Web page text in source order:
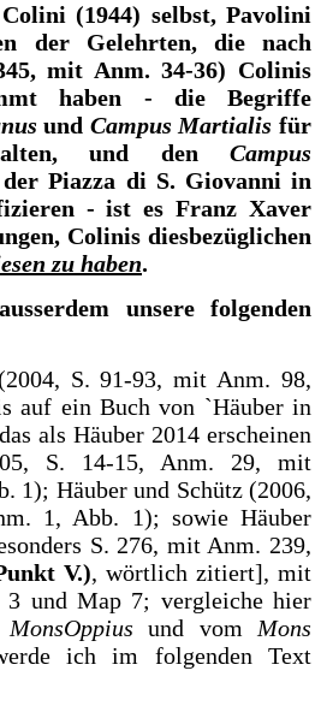
(1944) selbst, Pavolini
der Gelehrten, die nach
mit Anm. 34-36) Colinis
haben - die Begriffe
und Campus Martialis für
und den Campus
Piazza di S. Giovanni in
- ist es Franz Xaver
Colinis diesbezüglichen
zu haben.
unsere folgenden
S. 91-93, mit Anm. 98,
auf ein Buch von `Häuber in
als Häuber 2014 erscheinen
S. 14-15, Anm. 29, mit
1); Häuber und Schütz (2006,
1, Abb. 1); sowie Häuber
S. 276, mit Anm. 239,
V.), wörtlich zitiert], mit
3 und Map 7; vergleiche hier
MonsOppius und vom Mons
ich im folgenden Text